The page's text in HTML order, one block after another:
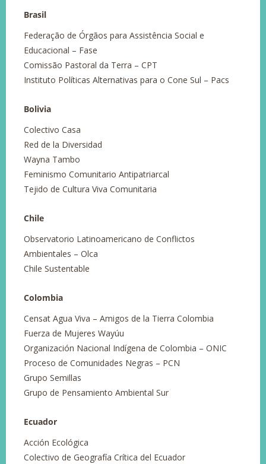
Brasil
Federação de Órgãos para Assistência Social e
Educacional – Fase
Comissão Pastoral da Terra – CPT
Instituto Políticas Alternativas para o Cone Sul – Pacs
Bolivia
Colectivo Casa
Red de la Diversidad
Wayna Tambo
Feminismo Comunitario Antipatriarcal
Tejido de Cultura Viva Comunitaria
Chile
Observatorio Latinoamericano de Conflictos
Ambientales – Olca
Chile Sustentable
Colombia
Censat Agua Viva – Amigos de la Tierra Colombia
Fuerza de Mujeres Wayúu
Organización Nacional Indígena de Colombia – ONIC
Proceso de Comunidades Negras – PCN
Grupo Semillas
Grupo de Pensamiento Ambiental Sur
Ecuador
Acción Ecológica
Colectivo de Geografía Crítica del Ecuador